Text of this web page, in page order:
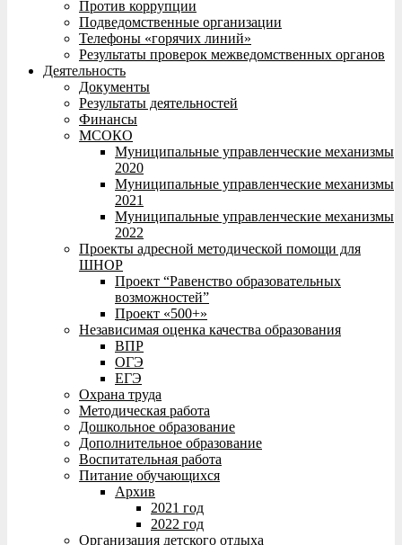
Против коррупции
Подведомственные организации
Телефоны «горячих линий»
Результаты проверок межведомственных органов
Деятельность
Документы
Результаты деятельностей
Финансы
МСОКО
Муниципальные управленческие механизмы
2020
Муниципальные управленческие механизмы
2021
Муниципальные управленческие механизмы
2022
Проекты адресной методической помощи для
ШНОР
Проект “Равенство образовательных
возможностей”
Проект «500+»
Независимая оценка качества образования
ВПР
ОГЭ
ЕГЭ
Охрана труда
Методическая работа
Дошкольное образование
Дополнительное образование
Воспитательная работа
Питание обучающихся
Архив
2021 год
2022 год
Организация детского отдыха